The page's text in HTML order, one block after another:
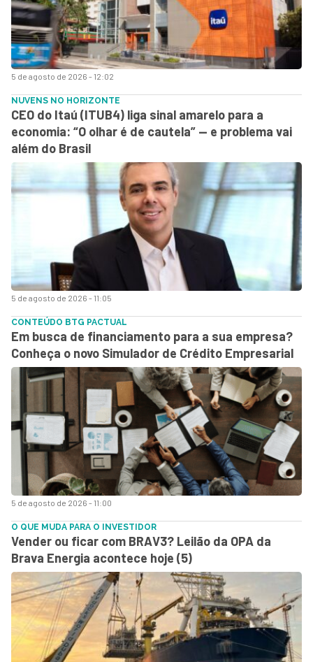
5 de agosto de 2026 - 12:02
5 de agosto de 2026 - 11:05
NUVENS NO HORIZONTE
CEO do Itaú (ITUB4) liga sinal amarelo para a
economia: “O olhar é de cautela” — e problema vai
além do Brasil
5 de agosto de 2026 - 11:00
CONTEÚDO BTG PACTUAL
Em busca de financiamento para a sua empresa?
Conheça o novo Simulador de Crédito Empresarial
O QUE MUDA PARA O INVESTIDOR
Vender ou ficar com BRAV3? Leilão da OPA da
Brava Energia acontece hoje (5)